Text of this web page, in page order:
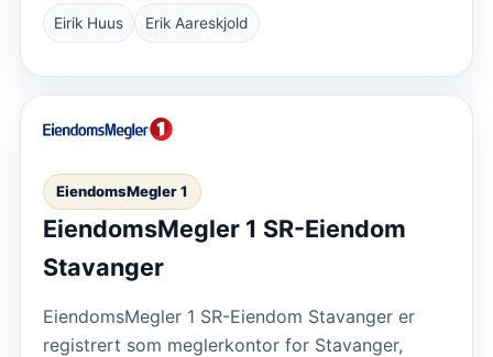
Eirik Huus
Erik Aareskjold
EiendomsMegler 1
EiendomsMegler 1 SR-Eiendom
Stavanger
EiendomsMegler 1 SR-Eiendom Stavanger er
registrert som meglerkontor for Stavanger,